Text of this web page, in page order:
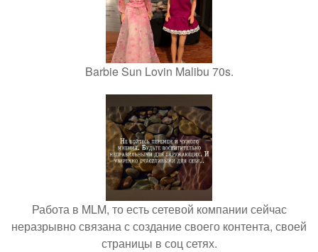
Barbie Sun Lovin Malibu 70s.
Работа в MLM, то есть сетевой компании сейчас
неразрывно связана с создание своего контента, своей
страницы в соц сетях.